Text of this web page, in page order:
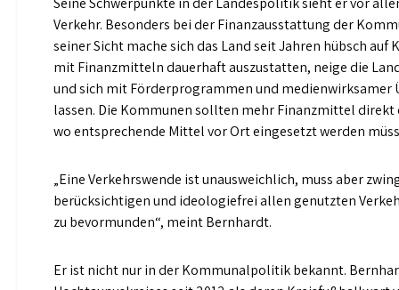
Verkehr. Besonders bei der Finanzausstattung der
seiner Sicht mache sich das Land seit Jahren hübsch
mit Finanzmitteln dauerhaft auszustatten, neige die
und sich mit Förderprogrammen und medienwirksamer
lassen. Die Kommunen sollten mehr Finanzmittel
wo entsprechende Mittel vor Ort eingesetzt werden
„Eine Verkehrswende ist unausweichlich, muss aber
berücksichtigen und ideologiefrei allen genutzten
zu bevormunden“, meint Bernhardt.
Er ist nicht nur in der Kommunalpolitik bekannt.